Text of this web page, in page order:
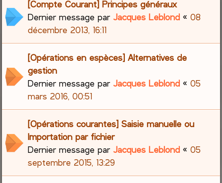
[Compte Courant] Principes généraux
Dernier message parJacques Leblond «08
décembre 2013, 16:11
[Opérations en espèces] Alternatives de
gestion
Dernier message parJacques Leblond «05
mars 2016, 00:51
[Opérations courantes] Saisie manuelle ou
Importation par fichier
Dernier message parJacques Leblond «05
septembre 2015, 13:29